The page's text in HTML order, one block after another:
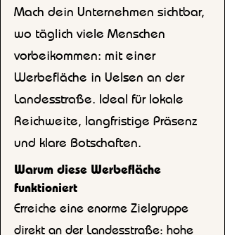
Mach dein Unternehmen sichtbar,
wo täglich viele Menschen
vorbeikommen: mit einer
Werbefläche in Uelsen an der
Landesstraße. Ideal für lokale
Reichweite, langfristige Präsenz
und klare Botschaften.
Warum diese Werbefläche
funktioniert
Erreiche eine enorme Zielgruppe
direkt an der Landesstraße: hohe